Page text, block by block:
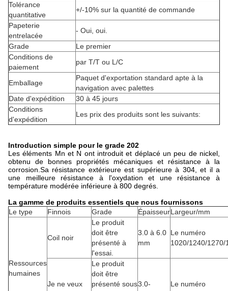
Tolérance
quantitative
+/-10% sur la quantité de commande
Papeterie
entrelacée
- Oui, oui.
Grade
Le premier
Conditions de
paiement
par T/T ou L/C
Emballage
Paquet d'exportation standard apte à la
navigation avec palettes
Date d'expédition
30 à 45 jours
Conditions
d'expédition
Les prix des produits sont les suivants:
Introduction simple pour le grade 202
Les éléments Mn et N ont introduit et déplacé un peu de nickel,
obtenu de bonnes propriétés mécaniques et résistance à la
corrosion.Sa résistance extérieure est supérieure à 304, et il a
une meilleure résistance à l'oxydation et une résistance à
température modérée inférieure à 800 degrés.
La gamme de produits essentiels que nous fournissons
Le type
Finnois Grade ÉpaisseurLargeur/mm
Ressources
humaines
Coil noir
Le produit
doit être
présenté à
l'essai.
3.0 à 6.0
mm
Le numéro
1020/1240/1270/
Je ne veux
Le produit
doit être
présenté sous3.0-
Le numéro